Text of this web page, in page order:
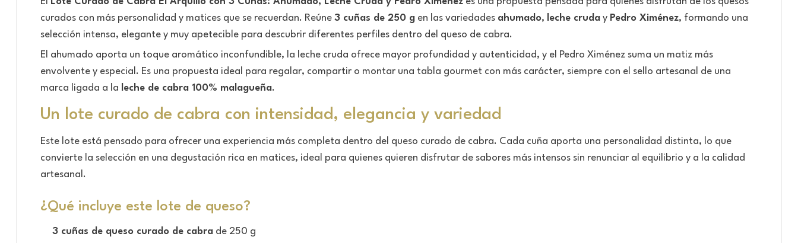
curados con más personalidad y matices que se recuerdan. Reúne 3 cuñas de 250 g en las variedades ahumado, leche cruda y Pedro Ximénez, formando una
selección intensa, elegante y muy apetecible para descubrir diferentes perfiles dentro del queso de cabra.
El ahumado aporta un toque aromático inconfundible, la leche cruda ofrece mayor profundidad y autenticidad, y el Pedro Ximénez suma un matiz más
envolvente y especial. Es una propuesta ideal para regalar, compartir o montar una tabla gourmet con más carácter, siempre con el sello artesanal de una
marca ligada a la leche de cabra 100% malagueña.
Un lote curado de cabra con intensidad, elegancia y variedad
Este lote está pensado para ofrecer una experiencia más completa dentro del queso curado de cabra. Cada cuña aporta una personalidad distinta, lo que
convierte la selección en una degustación rica en matices, ideal para quienes quieren disfrutar de sabores más intensos sin renunciar al equilibrio y a la calidad
artesanal.
¿Qué incluye este lote de queso?
3 cuñas de queso curado de cabra de 250 g